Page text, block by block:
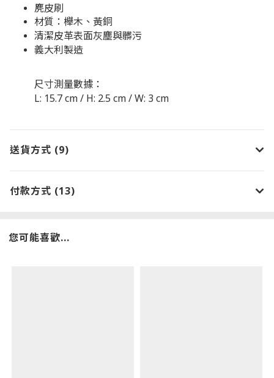
麂皮刷
材質：櫸木、黃銅
清潔皮革表面灰塵與髒污
義大利製造
尺寸測量數據：
L: 15.7 cm / H: 2.5 cm / W: 3 cm
送貨方式 (9)
付款方式 (13)
您可能喜歡...